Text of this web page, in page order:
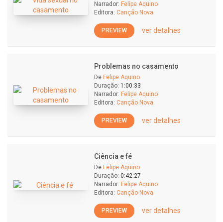
Narrador: Felipe Aquino
Editora: Canção Nova
PREVIEW ver detalhes
Problemas no casamento
De Felipe Aquino
Duração: 1:00:33
Narrador: Felipe Aquino
Editora: Canção Nova
PREVIEW ver detalhes
Ciência e fé
De Felipe Aquino
Duração: 0:42:27
Narrador: Felipe Aquino
Editora: Canção Nova
PREVIEW ver detalhes